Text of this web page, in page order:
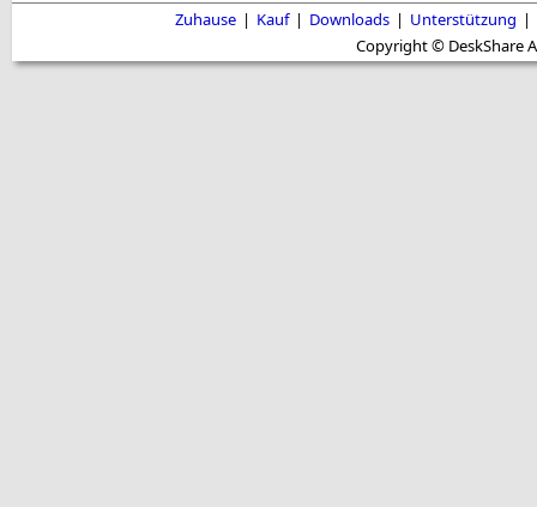
Zuhause | Kauf | Downloads | Unterstützung |
Copyright © DeskShare